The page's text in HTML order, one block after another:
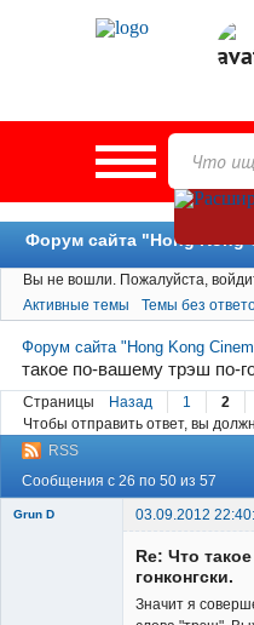
Форум сайта "Hong Kong
Форум
Новости
Пользователи
Поиск
Вы не вошли. Пожалуйста,
Активные темы
Темы без
Форум сайта "Hong Kong
такое по-вашему трэш по-
Страницы Назад 1 2
Чтобы отправить ответ, вы
RSS
Сообщения с 26 по 50 из 57
Grun D 03.09.2012
Re: Что
гонконгски.
Значит я